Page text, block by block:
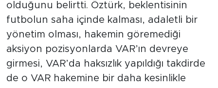
olduğunu belirtti. Öztürk, beklentisinin
futbolun saha içinde kalması, adaletli bir
yönetim olması, hakemin göremediği
aksiyon pozisyonlarda VAR’ın devreye
girmesi, VAR’da haksızlık yapıldığı takdirde
de o VAR hakemine bir daha kesinlikle